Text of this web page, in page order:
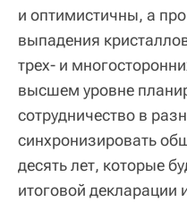
и оптимистичны, а
выпадения
трех- и
высшем уровне
сотрудничество в
синхронизировать
десять лет, которые
итоговой декларации